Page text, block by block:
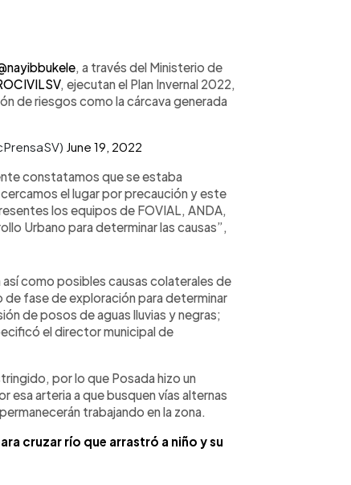
, a través del Ministerio de
, ejecutan el Plan Invernal 2022,
de riesgos como la cárcava generada
June 19, 2022
constatamos que se estaba
el lugar por precaución y este
los equipos de FOVIAL, ANDA,
Urbano para determinar las causas”,
como posibles causas colaterales de
fase de exploración para determinar
de posos de aguas lluvias y negras;
el director municipal de
por lo que Posada hizo un
esa arteria a que busquen vías alternas
trabajando en la zona.
cruzar río que arrastró a niño y su